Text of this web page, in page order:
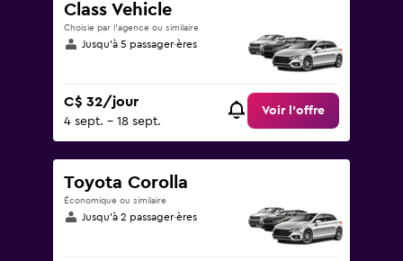
Class Vehicle
Choisie par l’agence ou similaire
Jusqu’à 5 passager·ères
C$ 32/jour
4 sept. - 18 sept.
Voir l’offre
Toyota Corolla
Économique ou similaire
Jusqu’à 2 passager·ères